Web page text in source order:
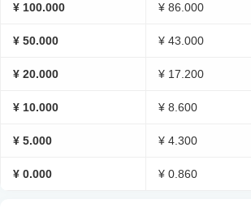
¥ 100.000 ¥ 86.000
¥ 50.000 ¥ 43.000
¥ 20.000 ¥ 17.200
¥ 10.000 ¥ 8.600
¥ 5.000 ¥ 4.300
¥ 0.000 ¥ 0.860